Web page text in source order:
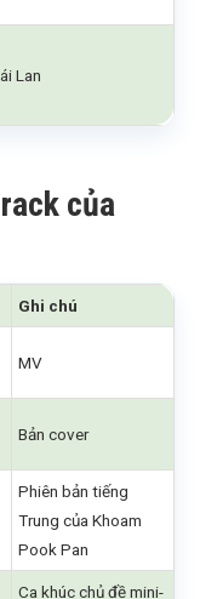
Lan
của
Ghi chú
MV
Bản cover
Phiên bản tiếng
Trung của Khoam
Pook Pan
Ca khúc chủ đề mini-